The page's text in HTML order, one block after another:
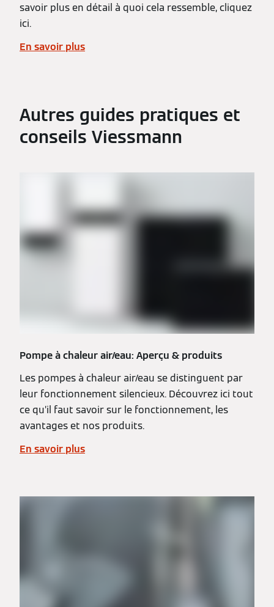
savoir plus en détail à quoi cela ressemble, cliquez
ici.
En savoir plus
Autres guides pratiques et
conseils Viessmann
Pompe à chaleur air/eau: Aperçu & produits
Les pompes à chaleur air/eau se distinguent par
leur fonctionnement silencieux. Découvrez ici tout
ce qu’il faut savoir sur le fonctionnement, les
avantages et nos produits.
En savoir plus